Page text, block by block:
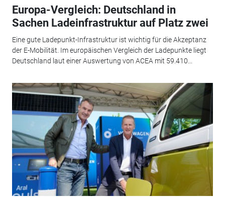
Europa-Vergleich: Deutschland in
Sachen Ladeinfrastruktur auf Platz zwei
Eine gute Ladepunkt-Infrastruktur ist wichtig für die Akzeptanz
der E-Mobilität. Im europäischen Vergleich der Ladepunkte liegt
Deutschland laut einer Auswertung von ACEA mit 59.410...